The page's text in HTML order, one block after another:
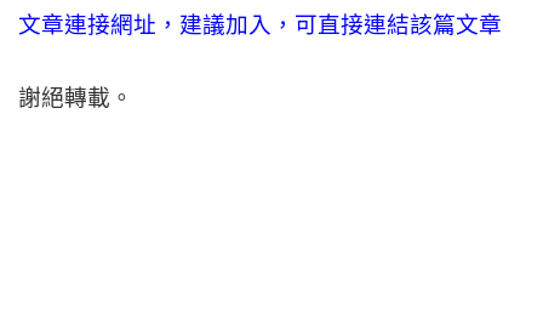
文章連接網址，建議加入，可直接連結該篇文章
謝絕轉載。